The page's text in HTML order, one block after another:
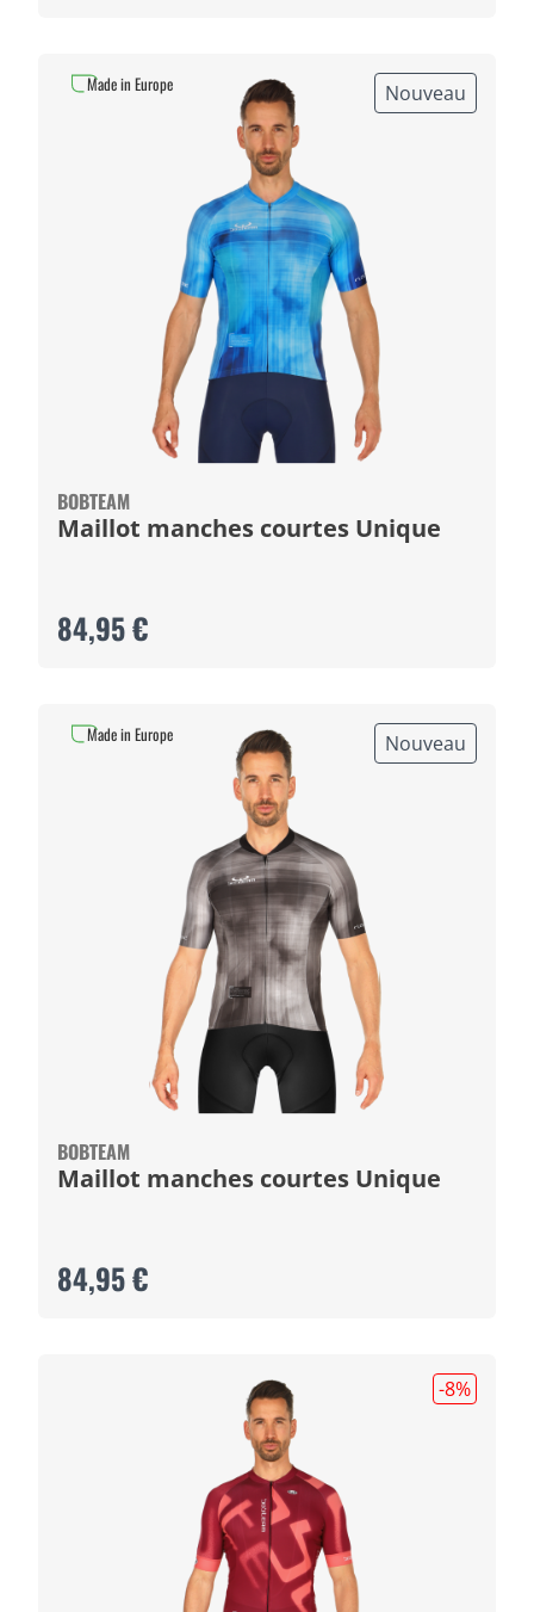
Nouveau
BOBTEAM
Maillot manches courtes Unique
84,95 €
Made in Europe
Nouveau
BOBTEAM
Maillot manches courtes Unique
84,95 €
Made in Europe
-8%